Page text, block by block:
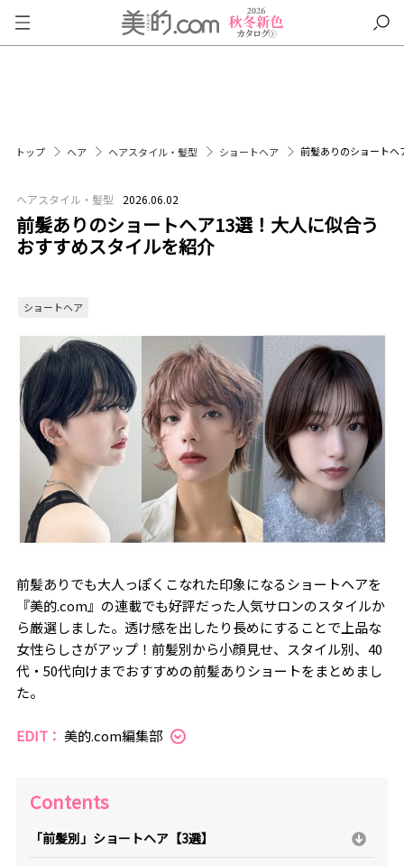
トップ ヘア ヘアスタイル・髪型 ショートヘア 前髪ありのショート
ヘアスタイル・髪型 2026.06.02
前髪ありのショートヘア13選！大人に似合う
おすすめスタイルを紹介
ショートヘア
前髪ありでも大人っぽくこなれた印象になるショートヘアを
『美的.com』の連載でも好評だった人気サロンのスタイルか
ら厳選しました。透け感を出したり長めにすることで上品な
女性らしさがアップ！前髪別から小顔見せ、スタイル別、40
代・50代向けまでおすすめの前髪ありショートをまとめまし
た。
EDIT： 美的.com編集部
Contents
「前髪別」ショートヘア【3選】